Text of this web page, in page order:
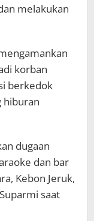
melakukan
korban
berkedok
hiburan
dugaan
dan bar
Kebon Jeruk,
saat